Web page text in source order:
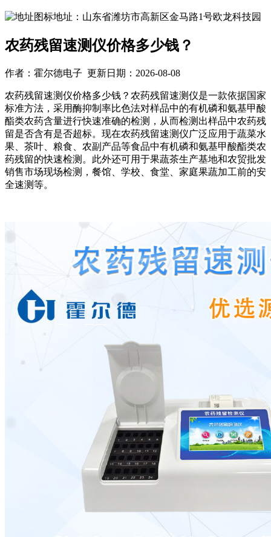
地址：山东省潍坊市高新区金马路1号欧龙科技园
农药残留速测仪价格多少钱？
作者：霍尔德电子 更新日期：2026-08-08
农药残留速测仪价格多少钱？农药残留速测仪是一款依据国家
标准方法，采用酶抑制率比色法对样品中的有机磷和氨基甲酸
酯类农药含量进行快速准确的检测，从而检测出样品中农药残
留是否含有是否超标。现在农药残留速测仪广泛应用于蔬菜水
果、茶叶、粮食、农副产品等食品中有机磷和氨基甲酸酯类农
药残留的快速检测。此外还可用于果蔬茶生产基地和农贸批发
销售市场现场检测，餐馆、学校、食堂、家庭果蔬加工前的安
全速测等。